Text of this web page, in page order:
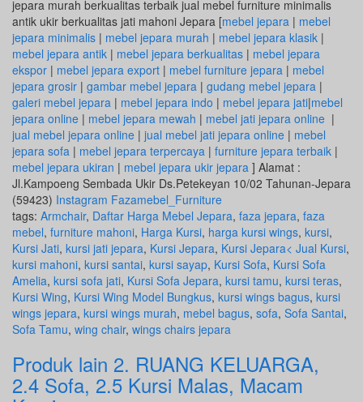
jepara murah berkualitas terbaik jual mebel furniture minimalis
antik ukir berkualitas jati mahoni Jepara [mebel jepara | mebel
jepara minimalis | mebel jepara murah | mebel jepara klasik |
mebel jepara antik | mebel jepara berkualitas | mebel jepara
ekspor | mebel jepara export | mebel furniture jepara | mebel
jepara grosir | gambar mebel jepara | gudang mebel jepara |
galeri mebel jepara | mebel jepara indo | mebel jepara jati|mebel
jepara online | mebel jepara mewah | mebel jati jepara online |
jual mebel jepara online | jual mebel jati jepara online | mebel
jepara sofa | mebel jepara terpercaya | furniture jepara terbaik |
mebel jepara ukiran | mebel jepara ukir jepara ] Alamat :
Jl.Kampoeng Sembada Ukir Ds.Petekeyan 10/02 Tahunan-Jepara
(59423) Instagram Fazamebel_Furniture
tags: Armchair, Daftar Harga Mebel Jepara, faza jepara, faza
mebel, furniture mahoni, Harga Kursi, harga kursi wings, kursi,
Kursi Jati, kursi jati jepara, Kursi Jepara, Kursi Jepara< Jual Kursi,
kursi mahoni, kursi santai, kursi sayap, Kursi Sofa, Kursi Sofa
Amelia, kursi sofa jati, Kursi Sofa Jepara, kursi tamu, kursi teras,
Kursi Wing, Kursi Wing Model Bungkus, kursi wings bagus, kursi
wings jepara, kursi wings murah, mebel bagus, sofa, Sofa Santai,
Sofa Tamu, wing chair, wings chairs jepara
Produk lain 2. RUANG KELUARGA,
2.4 Sofa, 2.5 Kursi Malas, Macam